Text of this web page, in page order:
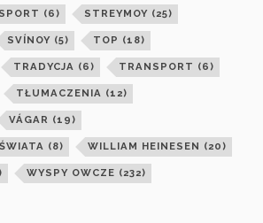
SPORT (6) STREYMOY (25)
SVÍNOY (5) TOP (18)
TRADYCJA (6) TRANSPORT (6)
TŁUMACZENIA (12)
VÁGAR (19)
(8) WILLIAM HEINESEN (20)
WYSPY OWCZE (232)